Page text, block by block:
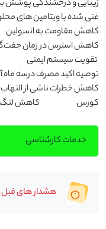
کورس
خدمات کارشناسی
هشدار های قبل